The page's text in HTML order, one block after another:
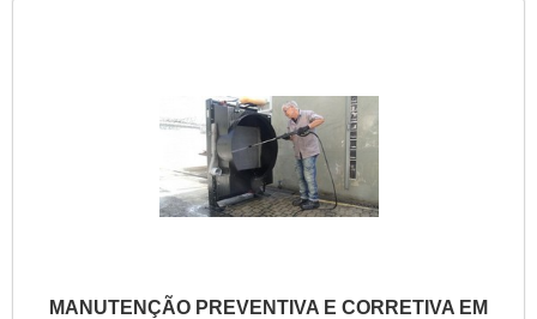
MANUTENÇÃO PREVENTIVA E CORRETIVA EM